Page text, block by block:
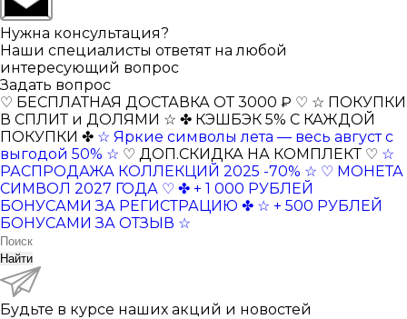
Нужна консультация?
Наши специалисты ответят на любой
интересующий вопрос
Задать вопрос
♡ БЕСПЛАТНАЯ ДОСТАВКА ОТ 3000 ₽ ♡ ☆ ПОКУПКИ
В СПЛИТ и ДОЛЯМИ ☆ ✤ КЭШБЭК 5% С КАЖДОЙ
ПОКУПКИ ✤ ☆ Яркие символы лета — весь август с
выгодой 50% ☆ ♡ ДОП.СКИДКА НА КОМПЛЕКТ ♡ ☆
РАСПРОДАЖА КОЛЛЕКЦИЙ 2025 -70% ☆ ♡ МОНЕТА
СИМВОЛ 2027 ГОДА ♡ ✤ + 1 000 РУБЛЕЙ
БОНУСАМИ ЗА РЕГИСТРАЦИЮ ✤ ☆ + 500 РУБЛЕЙ
БОНУСАМИ ЗА ОТЗЫВ ☆
Найти
Будьте в курсе наших акций и новостей